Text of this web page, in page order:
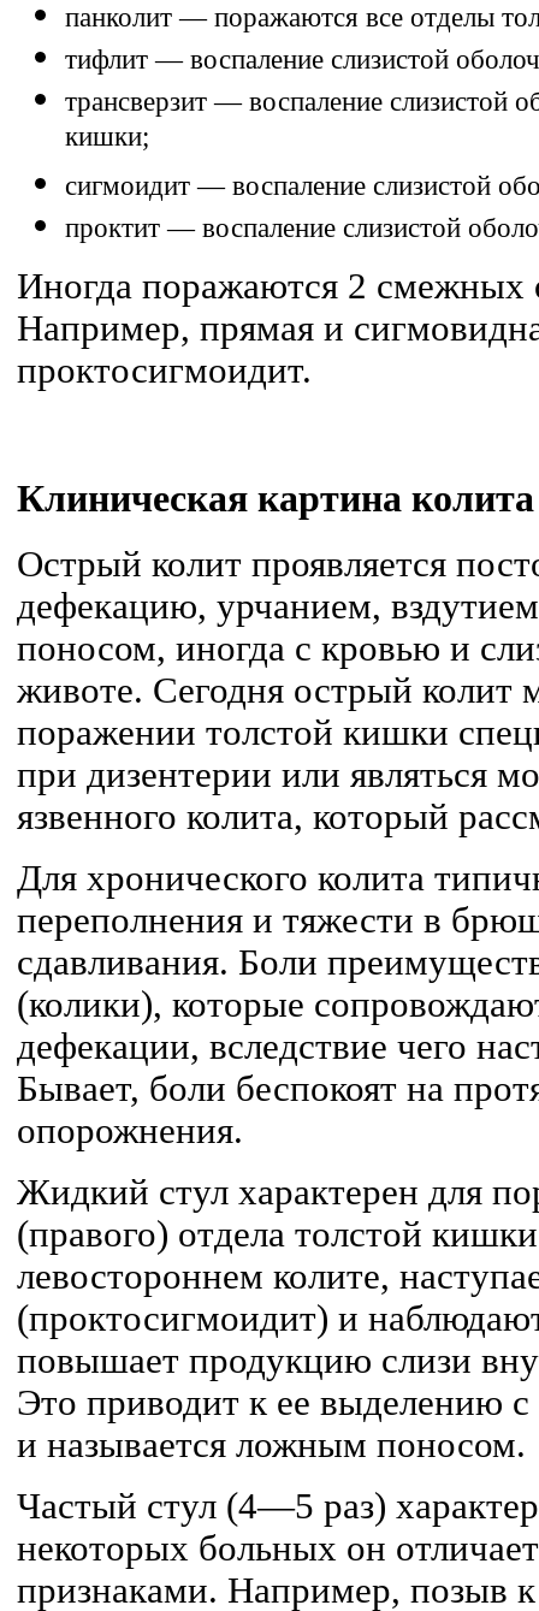
панколит — поражаются все отделы
тифлит — воспаление слизистой
трансверзит — воспаление слизистой
кишки;
сигмоидит — воспаление слизистой
проктит — воспаление слизистой
Иногда поражаются 2 смежных
Например, прямая и
проктосигмоидит.
Клиническая картина колита
Острый колит проявляется
дефекацию, урчанием,
поносом, иногда с кровью и
животе. Сегодня острый колит
поражении толстой кишки
при дизентерии или являться
язвенного колита, который
Для хронического колита
переполнения и тяжести в
сдавливания. Боли
(колики), которые
дефекации, вследствие чего
Бывает, боли беспокоят на
опорожнения.
Жидкий стул характерен для
(правого) отдела толстой
левостороннем колите,
(проктосигмоидит) и
повышает продукцию слизи
Это приводит к ее выделению
и называется ложным поносом.
Частый стул (4—5 раз)
некоторых больных он
признаками. Например, позыв